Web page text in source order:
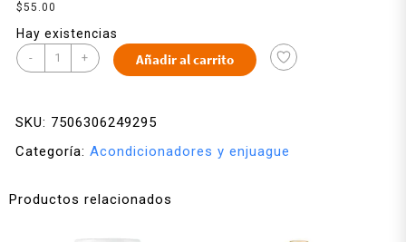
$55.00
Hay existencias
- + Añadir al carrito
SKU: 7506306249295
Categoría: Acondicionadores y enjuague
Productos relacionados